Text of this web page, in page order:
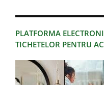
PLATFORMA
TICHETELOR PENTRU